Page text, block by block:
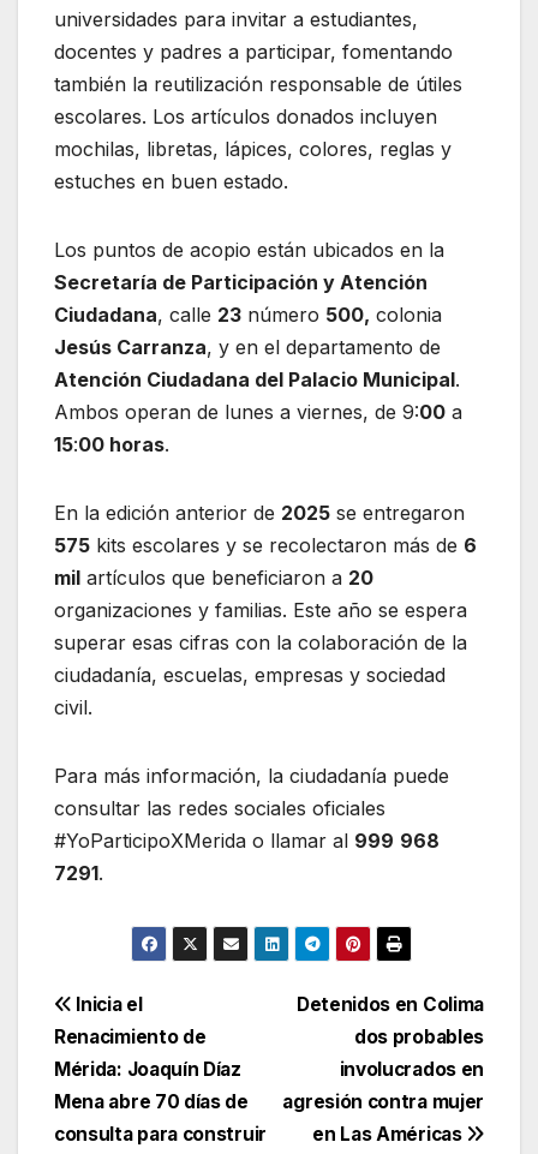
universidades para invitar a estudiantes,
docentes y padres a participar, fomentando
también la reutilización responsable de útiles
escolares. Los artículos donados incluyen
mochilas, libretas, lápices, colores, reglas y
estuches en buen estado.
Los puntos de acopio están ubicados en la
Secretaría de Participación y Atención
Ciudadana, calle 23 número 500, colonia
Jesús Carranza, y en el departamento de
Atención Ciudadana del Palacio Municipal.
Ambos operan de lunes a viernes, de 9:00 a
15:00 horas.
En la edición anterior de 2025 se entregaron
575 kits escolares y se recolectaron más de 6
mil artículos que beneficiaron a 20
organizaciones y familias. Este año se espera
superar esas cifras con la colaboración de la
ciudadanía, escuelas, empresas y sociedad
civil.
Para más información, la ciudadanía puede
consultar las redes sociales oficiales
#YoParticipoXMerida o llamar al 999 968
7291.
Navegación
de
entradas
Detenidos en Colima
dos probables
involucrados en
agresión contra mujer
en Las Américas
Inicia el
Renacimiento de
Mérida: Joaquín Díaz
Mena abre 70 días de
consulta para construir